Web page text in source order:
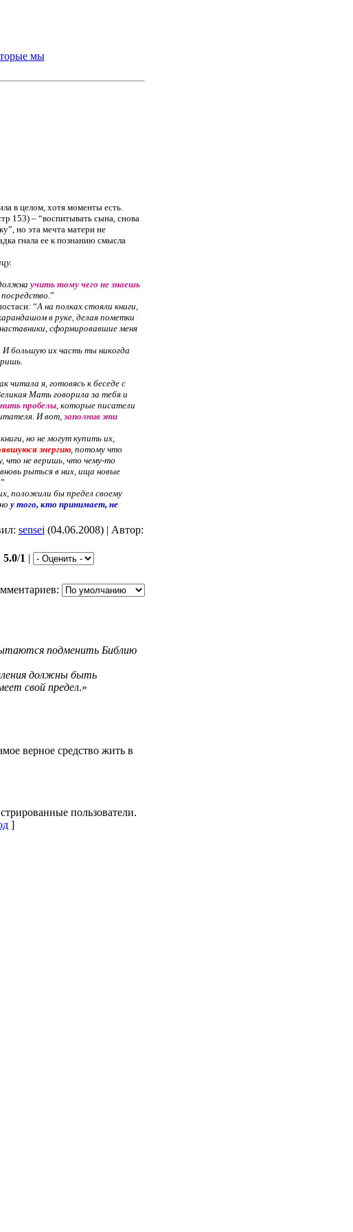
мы
в целом, хотя моменты есть.
153) – “воспитывать сына, снова
но эта мечта матери не
гнала ее к познанию смысла
учить тому чего не знаешь
.”
“А на полках стояли книги,
в руке, делая пометки
сформировавшие меня
И большую их часть ты никогда
читала я, готовясь к беседе с
Мать говорила за тебя и
пробелы, которые писатели
И вот, заполнив эти
но не могут купить их,
энергию, потому что
что не веришь, что чему-то
рыться в них, ища новые
положили бы предел своему
у того, кто принимает, не
sensei (04.06.2008) | Автор:
5.0/1 |
подменить Библию
должны быть
свой предел.»
верное средство жить в
пользователи.
]